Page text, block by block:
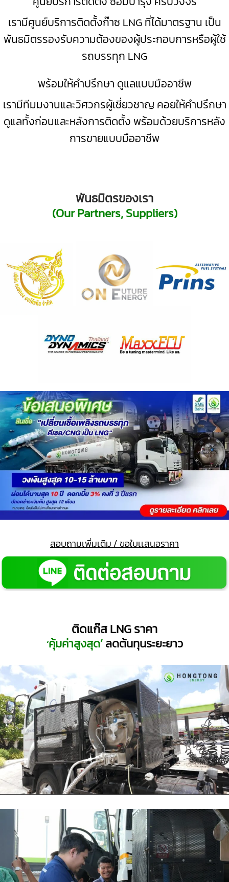
เรามีศูนย์บริการติดตั้งก๊าซ LNG ที่ได้มาตรฐาน เป็น
พันธมิตรรองรับความต้องของผู้ประกอบการหรือผู้ใช้
รถบรรทุก LNG
พร้อมให้คำปรึกษา ดูแลแบบมืออาชีพ
เรามีทีมมงานและวิศวกรผู้เชี่ยวชาญ คอยให้คำปรึกษา
ดูแลทั้งก่อนและหลังการติดตั้ง พร้อมด้วยบริการหลัง
การขายแบบมืออาชีพ
พันธมิตรของเรา
(Our Partners, Suppliers)
สอบถามเพิ่มเติม / ขอใบเเสนอราคา
ติดแก๊ส LNG ราคา
‘คุ้มค่าสูงสุด’ลดต้นทุนระยะยาว